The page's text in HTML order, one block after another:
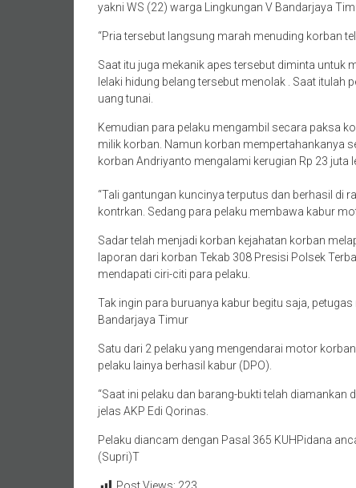
yakni WS (22) warga Lingkungan V Bandarjaya
“Pria tersebut langsung marah menuding korban
Saat itu juga mekanik apes tersebut diminta untuk
lelaki hidung belang tersebut menolak . Saat
uang tunai.
Kemudian para pelaku mengambil secara paksa
milik korban. Namun korban mempertahankanya
korban Andriyanto mengalami kerugian Rp 23 juta
“Tali gantungan kuncinya terputus dan berhasil di
kontrkan. Sedang para pelaku membawa kabur
Sadar telah menjadi korban kejahatan korban
laporan dari korban Tekab 308 Presisi Polsek
mendapati ciri-citi para pelaku.
Tak ingin para buruanya kabur begitu saja,
Bandarjaya Timur
Satu dari 2 pelaku yang mengendarai motor
pelaku lainya berhasil kabur (DPO).
“Saat ini pelaku dan barang-bukti telah diamankan
jelas AKP Edi Qorinas.
Pelaku diancam dengan Pasal 365 KUHPidana
(Supri)T